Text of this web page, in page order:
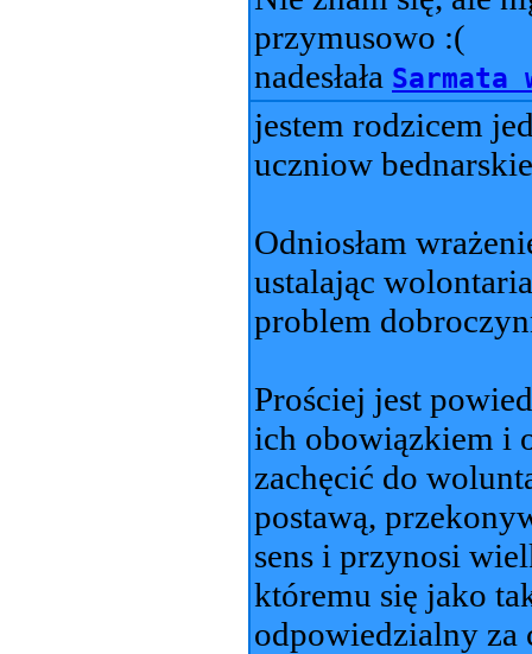
przymusowo :(
nadesłała Sarmata
jestem rodzicem
uczniow
Odniosłam
ustalając
problem
Prościej jest
ich obowiązkiem i
zachęcić do
postawą,
sens i przynosi
któremu się jako
odpowiedzialny za